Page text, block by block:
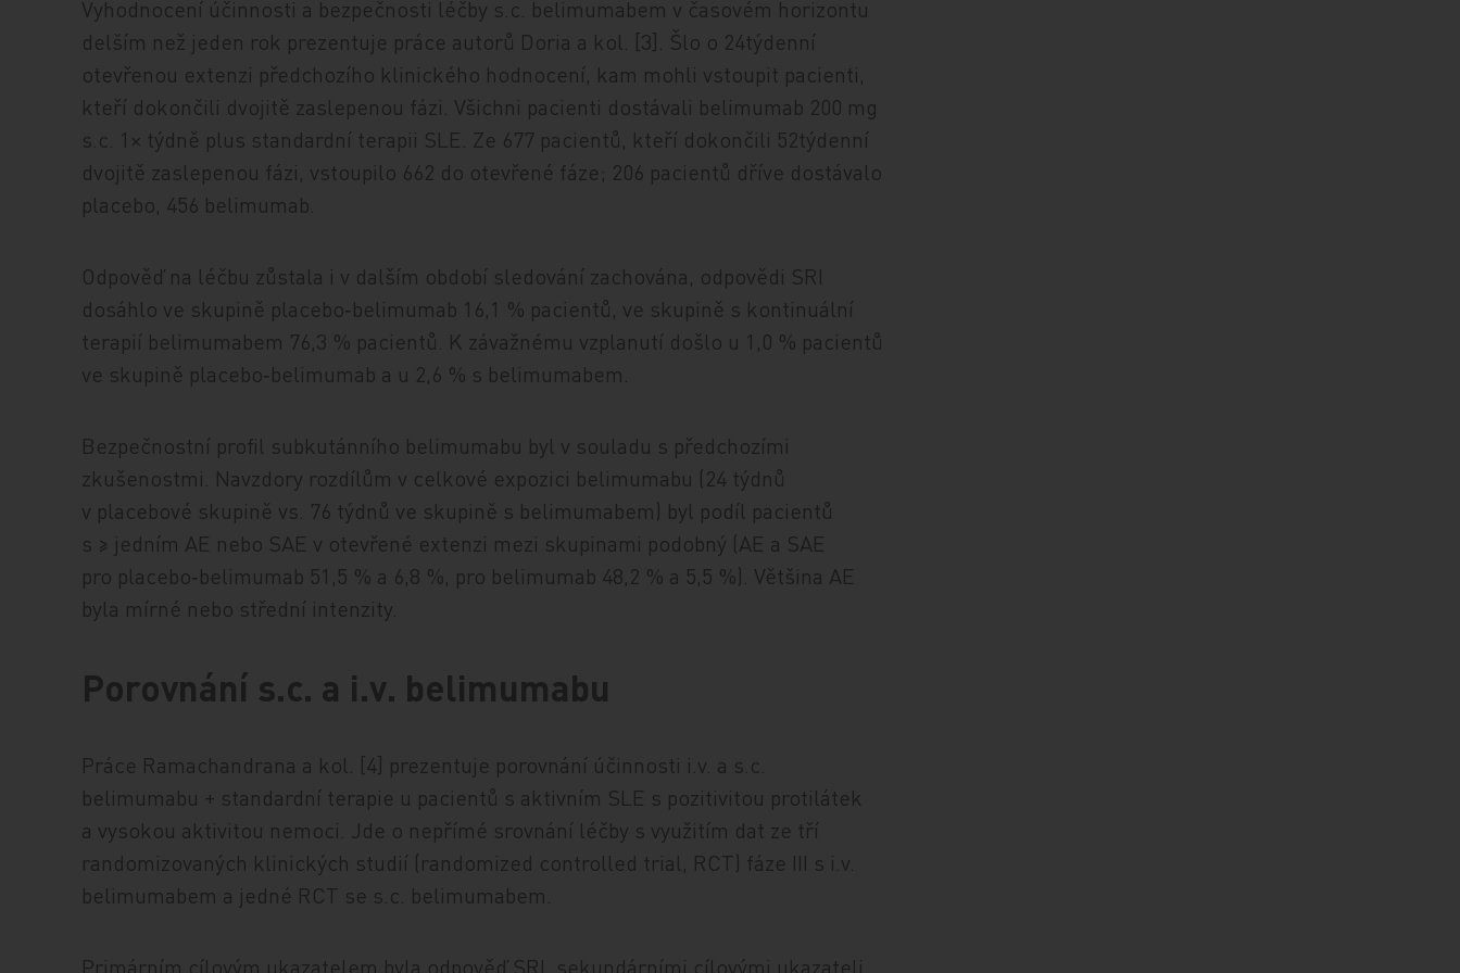
Vyhodnocení účinnosti a bezpečnosti léčby s.c. belimumabem v časovém horizontu
delším než jeden rok prezentuje práce autorů Doria a kol. [3]. Šlo o 24týdenní
otevřenou extenzi předchozího klinického hodnocení, kam mohli vstoupit pacienti,
kteří dokončili dvojitě zaslepenou fázi. Všichni pacienti dostávali belimumab 200 mg
s.c. 1× týdně plus standardní terapii SLE. Ze 677 pacientů, kteří dokončili 52týdenní
dvojitě zaslepenou fázi, vstoupilo 662 do otevřené fáze; 206 pacientů dříve dostávalo
placebo, 456 belimumab.
Odpověď na léčbu zůstala i v dalším období sledování zachována, odpovědi SRI
dosáhlo ve skupině placebo‑belimumab 16,1 % pacientů, ve skupině s kontinuální
terapií belimumabem 76,3 % pacientů. K závažnému vzplanutí došlo u 1,0 % pacientů
ve skupině placebo‑belimumab a u 2,6 % s belimumabem.
Bezpečnostní profil subkutánního belimumabu byl v souladu s předchozími
zkušenostmi. Navzdory rozdílům v celkové expozici belimumabu (24 týdnů
v placebové skupině vs. 76 tý­dnů ve skupině s belimumabem) byl podíl pacientů
s ≥ jedním AE nebo SAE v otevřené extenzi mezi skupinami podobný (AE a SAE
pro placebo‑belimumab 51,5 % a 6,8 %, pro be­li­mu­mab 48,2 % a 5,5 %). Většina AE
byla mírné nebo střední intenzity.
Porovnání s.c. a i.v. belimumabu
Práce Ramachandrana a kol. [4] prezentuje porovnání účinnosti i.v. a s.c.
belimumabu + standardní terapie u pacientů s aktivním SLE s pozitivitou protilátek
a vysokou aktivitou nemoci. Jde o nepřímé srovnání léčby s využitím dat ze tří
randomizovaných klinických studií (randomized controlled trial, RCT) fáze III s i.v.
belimumabem a jedné RCT se s.c. belimumabem.
Primárním cílovým ukazatelem byla odpověď SRI, sekundárními cílovými ukazateli